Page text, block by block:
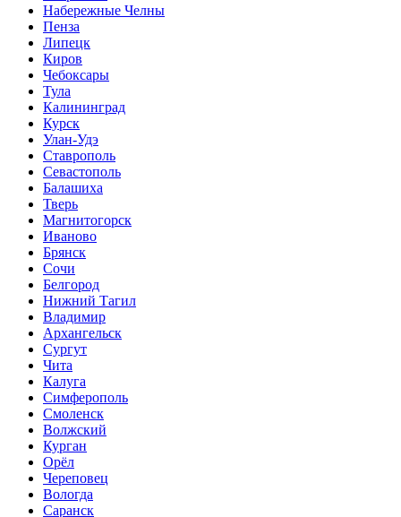
Набережные Челны
Пенза
Липецк
Киров
Чебоксары
Тула
Калининград
Курск
Улан-Удэ
Ставрополь
Севастополь
Балашиха
Тверь
Магнитогорск
Иваново
Брянск
Сочи
Белгород
Нижний Тагил
Владимир
Архангельск
Сургут
Чита
Калуга
Симферополь
Смоленск
Волжский
Курган
Орёл
Череповец
Вологда
Саранск